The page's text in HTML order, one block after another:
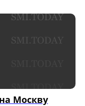
Москву